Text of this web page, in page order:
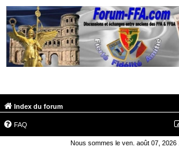
Index du forum
FAQ
Nous sommes le ven. août 07, 2026